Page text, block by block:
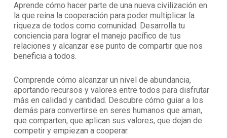
Aprende cómo hacer parte de una nueva civilización en
la que reina la cooperación para poder multiplicar la
riqueza de todos como comunidad. Desarrolla tu
conciencia para lograr el manejo pacífico de tus
relaciones y alcanzar ese punto de compartir que nos
beneficia a todos.
Comprende cómo alcanzar un nivel de abundancia,
aportando recursos y valores entre todos para disfrutar
más en calidad y cantidad. Descubre cómo guiar a los
demás para convertirse en seres humanos que aman,
que comparten, que aplican sus valores, que dejan de
competir y empiezan a cooperar.